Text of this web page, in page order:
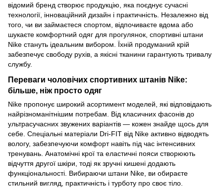
відомий бренд створює продукцію, яка поєднує сучасні
технології, інноваційний дизайн і практичність. Незалежно від
того, чи ви займаєтеся спортом, відпочиваєте вдома або
шукаєте комфортний одяг для прогулянок, спортивні штани
Nike стануть ідеальним вибором. Їхній продуманий крій
забезпечує свободу рухів, а якісні тканини гарантують тривалу
службу.
Переваги чоловічих спортивних штанів Nike:
більше, ніж просто одяг
Nike пропонує широкий асортимент моделей, які відповідають
найрізноманітнішим потребам. Від класичних фасонів до
ультрасучасних звужених варіантів — кожен знайде щось для
себе. Спеціальні матеріали Dri-FIT від Nike активно відводять
вологу, забезпечуючи комфорт навіть під час інтенсивних
тренувань. Анатомічні крої та еластичні пояси створюють
відчуття другої шкіри, тоді як зручні кишені додають
функціональності. Вибираючи штани Nike, ви обираєте
стильний вигляд, практичність і турботу про своє тіло.